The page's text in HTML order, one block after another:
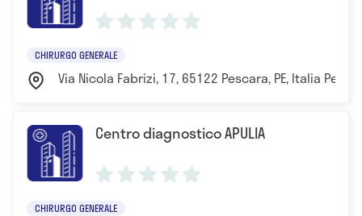
CHIRURGO GENERALE
Via Nicola Fabrizi, 17, 65122 Pescara, PE, Italia
Centro diagnostico APULIA
CHIRURGO GENERALE